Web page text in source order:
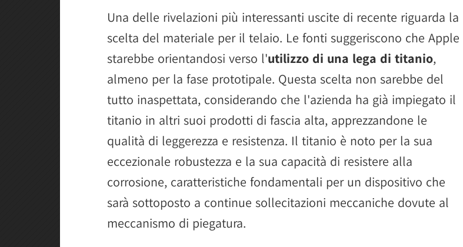
Una delle rivelazioni più interessanti uscite di recente riguarda la
scelta del materiale per il telaio. Le fonti suggeriscono che Apple
starebbe orientandosi verso l'utilizzo di una lega di titanio,
almeno per la fase prototipale. Questa scelta non sarebbe del
tutto inaspettata, considerando che l'azienda ha già impiegato il
titanio in altri suoi prodotti di fascia alta, apprezzandone le
qualità di leggerezza e resistenza. Il titanio è noto per la sua
eccezionale robustezza e la sua capacità di resistere alla
corrosione, caratteristiche fondamentali per un dispositivo che
sarà sottoposto a continue sollecitazioni meccaniche dovute al
meccanismo di piegatura.